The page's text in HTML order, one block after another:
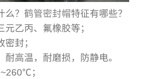
么？ 鹤管密封帽特征有哪些？
乙丙、氟橡胶等；
封；
高温，耐磨损，防静电。
；